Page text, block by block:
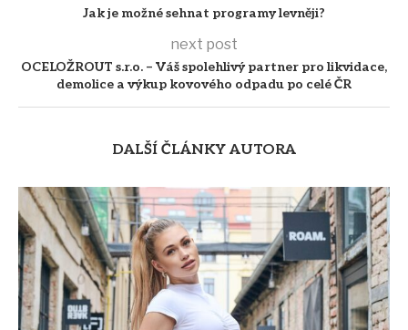
Jak je možné sehnat programy levněji?
next post
OCELOŽROUT s.r.o. – Váš spolehlivý partner pro likvidace,
demolice a výkup kovového odpadu po celé ČR
DALŠÍ ČLÁNKY AUTORA